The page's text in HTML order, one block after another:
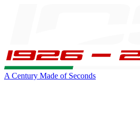
A Century Made of Seconds